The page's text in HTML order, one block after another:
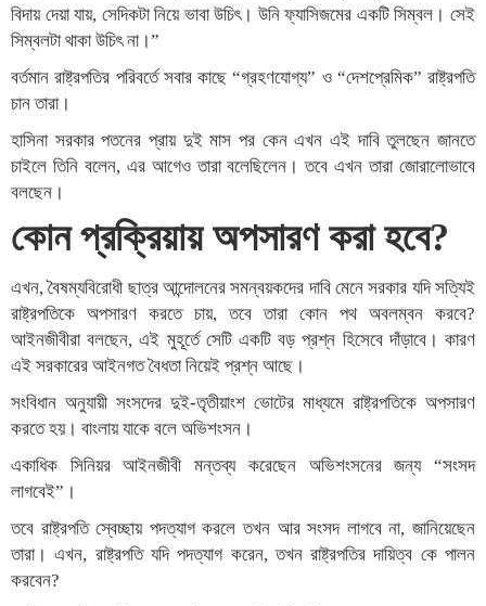
বিদায় দেয়া যায়, সেদিকটা নিয়ে ভাবা উচিৎ। উনি ফ্যাসিজমের একটি সিম্বল। সেই
সিম্বলটা থাকা উচিৎ না।”
বর্তমান রাষ্ট্রপতির পরিবর্তে সবার কাছে “গ্রহণযোগ্য” ও “দেশপ্রেমিক” রাষ্ট্রপতি
চান তারা।
হাসিনা সরকার পতনের প্রায় দুই মাস পর কেন এখন এই দাবি তুলছেন জানতে
চাইলে তিনি বলেন, এর আগেও তারা বলেছিলেন। তবে এখন তারা জোরালোভাবে
বলছেন।
কোন প্রক্রিয়ায় অপসারণ করা হবে?
এখন, বৈষম্যবিরোধী ছাত্র আন্দোলনের সমন্বয়কদের দাবি মেনে সরকার যদি সত্যিই
রাষ্ট্রপতিকে অপসারণ করতে চায়, তবে তারা কোন পথ অবলম্বন করবে?
আইনজীবীরা বলছেন, এই মুহূর্তে সেটি একটি বড় প্রশ্ন হিসেবে দাঁড়াবে। কারণ
এই সরকারের আইনগত বৈধতা নিয়েই প্রশ্ন আছে।
সংবিধান অনুযায়ী সংসদের দুই-তৃতীয়াংশ ভোটের মাধ্যমে রাষ্ট্রপতিকে অপসারণ
করতে হয়। বাংলায় যাকে বলে অভিশংসন।
একাধিক সিনিয়র আইনজীবী মন্তব্য করেছেন অভিশংসনের জন্য “সংসদ
লাগবেই”।
তবে রাষ্ট্রপতি স্বেচ্ছায় পদত্যাগ করলে তখন আর সংসদ লাগবে না, জানিয়েছেন
তারা। এখন, রাষ্ট্রপতি যদি পদত্যাগ করেন, তখন রাষ্ট্রপতির দায়িত্ব কে পালন
করবেন?